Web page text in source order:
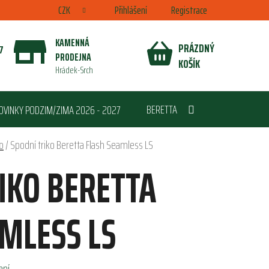
CZK Přihlášení Registrace
KAMENNÁ
PRODEJNA
Hrádek-Srch
NÁKUPNÍ
PRÁZDNÝ
KOŠÍK
PODZIM/ZIMA 2026 - 2027
BERETTA
/Spodní triko Beretta Flash Seamless LS
BERETTA
LS